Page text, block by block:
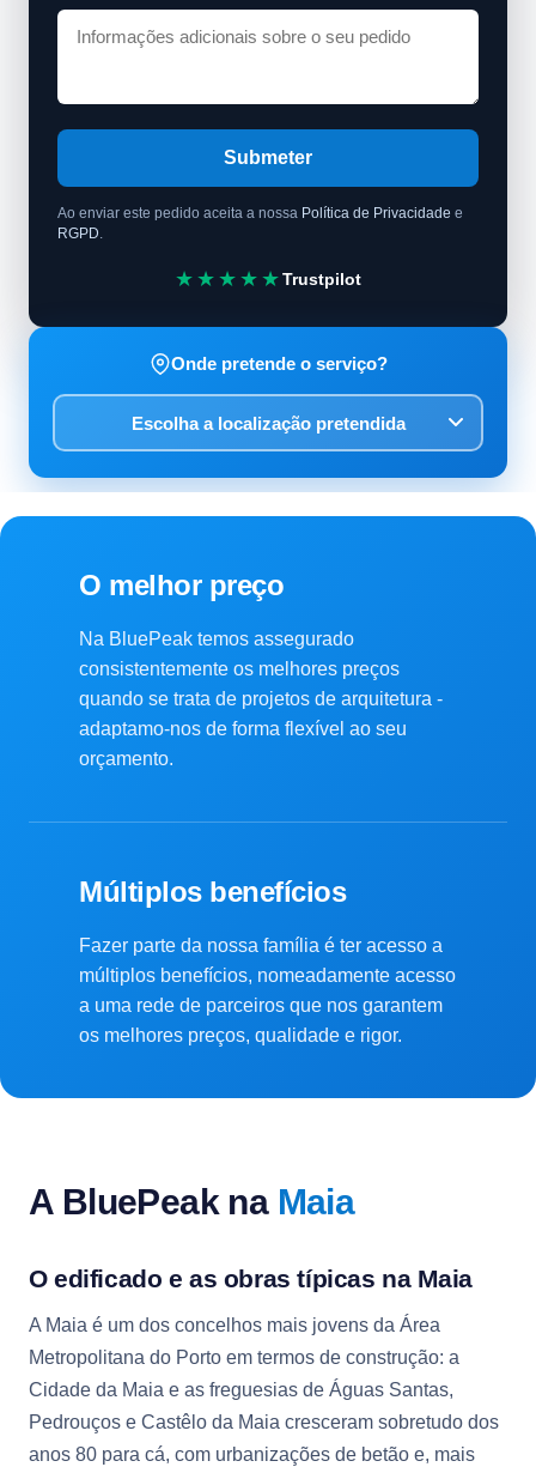
Submeter
Ao enviar este pedido aceita a nossa Política de Privacidade e
RGPD
★★★★★Trustpilot
Onde pretende o serviço?
O melhor preço
Na BluePeak temos assegurado
consistentemente os melhores preços
quando se trata de projetos de arquitetura -
adaptamo-nos de forma flexível ao seu
orçamento.
Múltiplos benefícios
Fazer parte da nossa família é ter acesso a
múltiplos benefícios, nomeadamente acesso
a uma rede de parceiros que nos garantem
os melhores preços, qualidade e rigor.
A BluePeak na Maia
O edificado e as obras típicas na Maia
A Maia é um dos concelhos mais jovens da Área
Metropolitana do Porto em termos de construção: a
Cidade da Maia e as freguesias de Águas Santas,
Pedrouços e Castêlo da Maia cresceram sobretudo dos
anos 80 para cá, com urbanizações de betão e, mais